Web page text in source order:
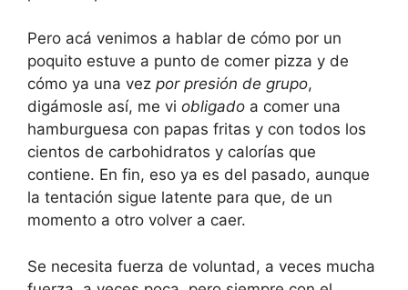
Pero acá venimos a hablar de cómo por un
poquito estuve a punto de comer pizza y de
cómo ya una vez por presión de grupo,
digámosle así, me vi obligado a comer una
hamburguesa con papas fritas y con todos los
cientos de carbohidratos y calorías que
contiene. En fin, eso ya es del pasado, aunque
la tentación sigue latente para que, de un
momento a otro volver a caer.
Se necesita fuerza de voluntad, a veces mucha